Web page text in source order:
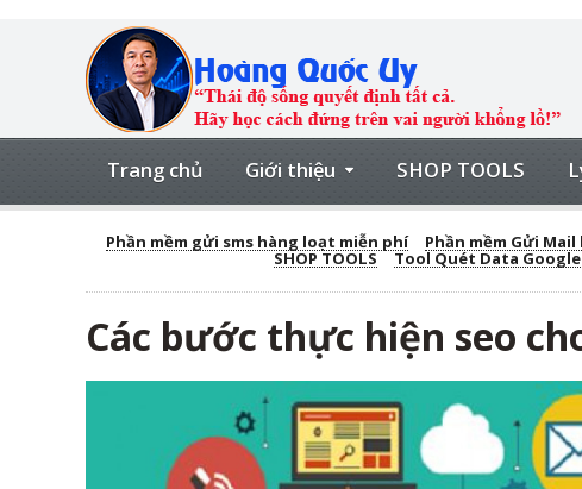
Trang chủ Giới thiệu SHOP TOOLS
Phần mềm gửi sms hàng loạt miễn phí Phần mềm Gửi
SHOP TOOLS Tool Quét Data
Các bước thực hiện seo